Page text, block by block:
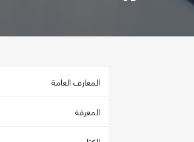
المعارف العامة
المعرفة